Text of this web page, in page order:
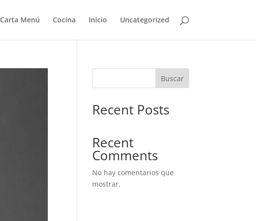
Carta Menú Cocina Inicio Uncategorized
Buscar
Recent Posts
Recent
Comments
No hay comentarios que
mostrar.